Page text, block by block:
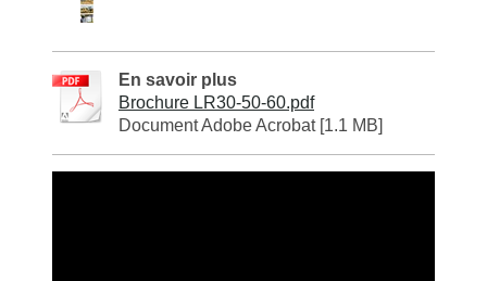
En savoir plus
Brochure LR30-50-60.pdf
Document Adobe Acrobat [1.1 MB]